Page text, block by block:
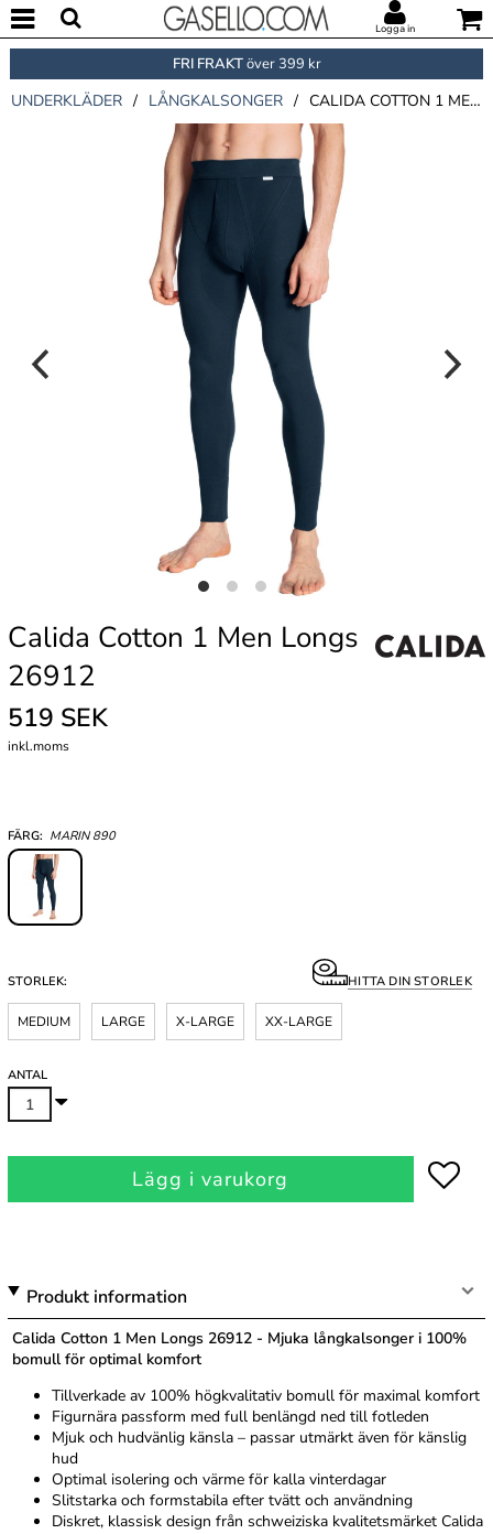
Logga in
FRI FRAKTöver 399 kr
UNDERKLÄDER / LÅNGKALSONGER / CALIDA COTTON 1 MEN LONGS 26912
Calida Cotton 1 Men Longs
26912
519 SEK
inkl.moms
FÄRG: MARIN 890
STORLEK: HITTA DIN STORLEK
MEDIUM LARGE X-LARGE XX-LARGE
ANTAL
Lägg i varukorg
Produkt information
Calida Cotton 1 Men Longs 26912 - Mjuka långkalsonger i 100%
bomull för optimal komfort
Tillverkade av 100% högkvalitativ bomull för maximal komfort
Figurnära passform med full benlängd ned till fotleden
Mjuk och hudvänlig känsla – passar utmärkt även för känslig
hud
Optimal isolering och värme för kalla vinterdagar
Slitstarka och formstabila efter tvätt och användning
Diskret, klassisk design från schweiziska kvalitetsmärket Calida